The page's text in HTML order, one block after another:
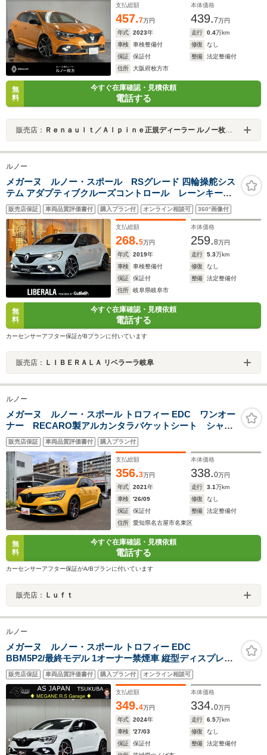
支払総額
457.7万円
本体価格
439.7万円
年式
2023年 走行 0.4万km
車検
車検整備付 修復
なし
保証
保証付 整備
法定整備付
住所
大阪府枚方市
無
料
今すぐ在庫確認・見積依頼
電話する
販売店： Ｒｅｎａｕｌｔ／Ａｌｐｉｎｅ正規ディーラー ルノー枚方・アルピーヌポイント枚方
ルノー
メガーヌ ルノー・スポール RSグレード 四輪操舵シス
テム アダプティブクルーズコントロール レーンキーピ
ングアシスト パーキングアシスト ブラインドスポッ
トアシスト フルLEDヘッドライト AppleCarPlay
販売店保証 車両品質評価書付 購入プラン付 オンライン相談可 360°画像付
支払総額
268.5万円
本体価格
259.8万円
年式
2019年 走行 5.3万km
車検
車検整備付 修復
なし
保証
保証付 整備
法定整備付
住所
岐阜県岐阜市
無
料
今すぐ在庫確認・見積依頼
電話する
カーセンサーアフター保証がBプランに付いています
販売店： ＬＩＢＥＲＡＬＡ リベラーラ岐阜
ルノー
メガーヌ ルノー・スポール トロフィー EDC ワンオー
ナー RECARO製アルカンタラバケットシート シャシ
ーカップ Bremboレッドキャリパー トルセンLSD 19
インチTROPHYホイール R.Sエアロ アダプティブクル
ーズ ディスプレイオーディオ
販売店保証 車両品質評価書付 購入プラン付
支払総額
356.3万円
本体価格
338.0万円
年式
2021年 走行 3.1万km
車検
'26/09 修復
なし
保証
保証付 整備
法定整備付
住所
愛知県名古屋市名東区
無
料
今すぐ在庫確認・見積依頼
電話する
カーセンサーアフター保証がA/Bプランに付いています
販売店： Ｌｕｆｔ
ルノー
メガーヌ ルノー・スポール トロフィー EDC
BBM5P2/最終モデル 1オーナー禁煙車 縦型ディスプレイ
オーディオ AppleCarPlay&AndroidAuto BOSEサウンド
RECARO Brembo 専用19AW BS/POTENZA-S001装着
レーダークルーズ Bカメラ LEDオートライト キー2個
販売店保証 車両品質評価書付 購入プラン付 オンライン相談可
支払総額
349.4万円
本体価格
334.0万円
年式
2024年 走行 6.5万km
車検
'27/03 修復
なし
保証
保証付 整備
法定整備付